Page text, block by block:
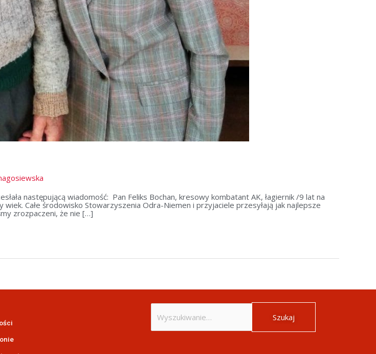
następującą wiadomość: Pan Feliks Bochan, kresowy kombatant AK, łagiernik /9 lat na
Całe środowisko Stowarzyszenia Odra-Niemen i przyjaciele przesyłają jak najlepsze
zrozpaczeni, że nie […]
Szukaj
dla: